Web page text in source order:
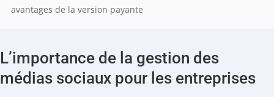
avantages de la version payante
L’importance de la gestion des
médias sociaux pour les entreprises